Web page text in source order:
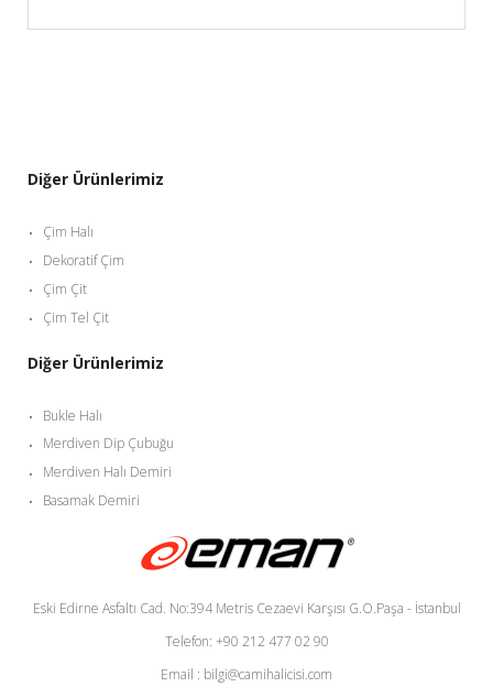
Diğer Ürünlerimiz
Çim Halı
Dekoratif Çim
Çim Çit
Çim Tel Çit
Diğer Ürünlerimiz
Bukle Halı
Merdiven Dip Çubuğu
Merdiven Halı Demiri
Basamak Demiri
Eski Edirne Asfaltı Cad. No:394 Metris Cezaevi Karşısı G.O.Paşa - İstanbul
Telefon: +90 212 477 02 90
Email : bilgi@camihalicisi.com